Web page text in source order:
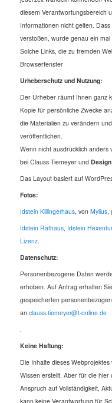
diesem Verantwortungsbereich
Informationen nicht gelten.
verstoßen, wurde genau ein
Solche Links, die zu fremden
Browserfenster
Urheberschutz und Nutzung:
Der Urheber räumt Ihnen ganz
Kopie für persönliche Zwecke
die Materialien zu verändern
veröffentlichen.
Wenn nicht ausdrücklich
bei Clauss Tiemeyer undDesign
Das Layout basiert auf
Fotos:
Idstein Killingerhaus, vonMylius,
Idstein Rathaus, Idstein
Lizenz.
Datenschutz:
Personenbezogene Daten
erhoben. Auf Antrag erhalten
gespeicherten
an:clauss.tiemeyer@t-online.de
.
Keine Haftung:
Die Inhalte dieses
Wissen erstellt. Aber für die
Anspruch auf Vollständigkeit,
kann keine Verantwortung für